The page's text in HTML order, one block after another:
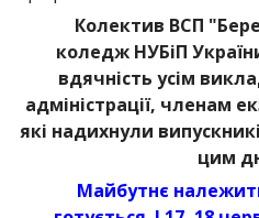
Колектив ВСП
коледж НУБіП
вдячність усім
адміністрації, членам
які надихнули
цим
Майбутнє